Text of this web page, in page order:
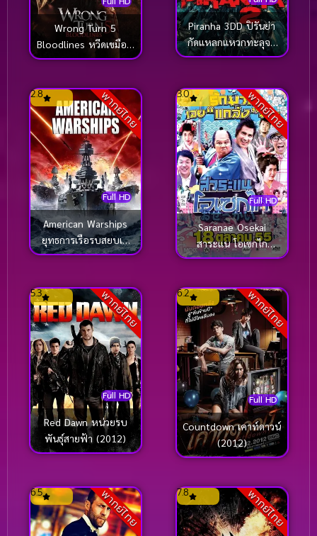
Wrong Turn 5
Bloodlines หวีดเขมือบ
คน 5 ปาร์ตี้สยอง
Piranha 3DD ปิรันย่า
กัดแหลกแหวกทะลุจอ
ดับเบิ้ลดุ (2012)
พากย์ไทย
Full HD
2.8
American Warships
ยุทธการเรือรบสยบเอ
เลี่ยน (2012)
พากย์ไทย
Full HD
3.0
Saranae Osekai
สาระแน โอเซกไก
(2012)
พากย์ไทย
Full HD
5.3
Red Dawn หน่วยรบ
พันธุ์สายฟ้า (2012)
พากย์ไทย
Full HD
6.2
Countdown เคาท์ดาวน์
(2012)
พากย์ไทย
6.5 พากย์ไทย
7.8